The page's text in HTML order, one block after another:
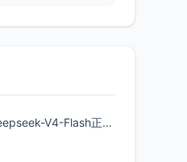
七牛云已经能用上Deepseek-V4-Flash正式版了，点此领取300万Token